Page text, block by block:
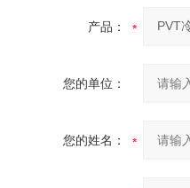
产品：
您的单位：
您的姓名：